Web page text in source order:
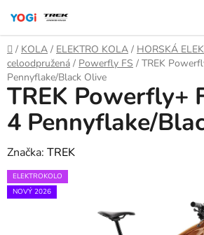
obsah
Domů
/ KOLA / ELEKTRO KOLA / HORSKÁ
celoodpružená / Powerfly FS / TREK
Pennyflake/Black Olive
TREK Powerfly+
4 Pennyflake/
Značka: TREK
ELEKTROKOLO
NOVÝ 2026